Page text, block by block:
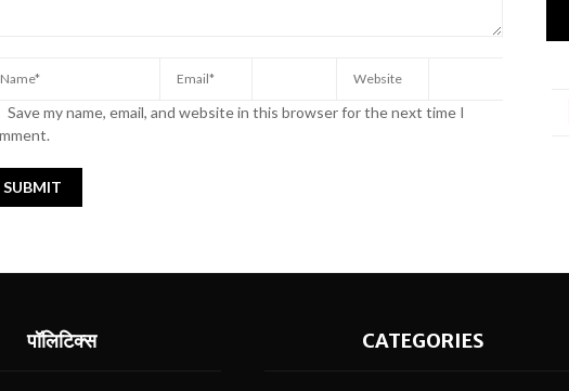
Save my name, email, and website in this browser for the next time I
पॉलिटिक्स CATEGORIES